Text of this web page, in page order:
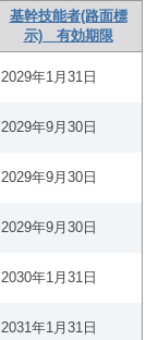
基幹技能者(路面標
示) 有効期限
2029年1月31日
2029年9月30日
2029年9月30日
2029年9月30日
2030年1月31日
2031年1月31日